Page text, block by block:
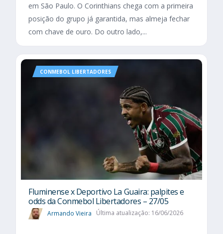
em São Paulo. O Corinthians chega com a primeira
posição do grupo já garantida, mas almeja fechar
com chave de ouro. Do outro lado,...
CONMEBOL LIBERTADORES
Fluminense x Deportivo La Guaira: palpites e
odds da Conmebol Libertadores – 27/05
Armando Vieira Última atualização: 16/06/2026